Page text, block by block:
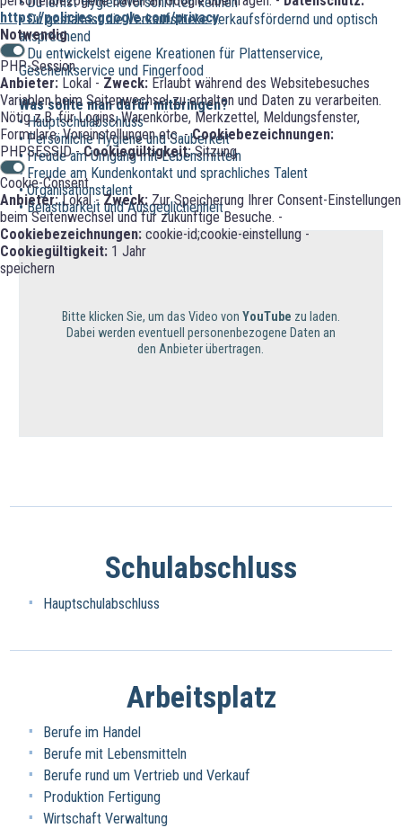
https://policies.google.com/privacy
Notwendig
PHP-Session
Anbieter: Lokal - Zweck: Erlaubt während des Websitebesuches
Variablen beim Seitenwechsel zu erhalten und Daten zu verarbeiten.
Nötig z.B. für Logins, Warenkörbe, Merkzettel, Meldungsfenster,
Formulare, Voreinstellungen etc. -Cookiebezeichnungen:
PHPSESSID -Cookiegültigkeit:Sitzung
Cookie-Consent
Anbieter:Lokal -Zweck: Zur Speicherung Ihrer Consent-Einstellungen
beim Seitenwechsel und für zukünftige Besuche. -
Cookiebezeichnungen: cookie-id;cookie-einstellung -
Cookiegültigkeit: 1 Jahr
speichern
• Du gestaltest die Verkaufstheke verkaufsfördernd und optisch
ansprechend
• Du entwickelst eigene Kreationen für Plattenservice,
Geschenkservice und Fingerfood
Was sollte man dafür mitbringen?
• Hauptschulabschluss
• Persönliche Hygiene und Sauberkeit
• Freude am Umgang mit Lebensmitteln
• Freude am Kundenkontakt und sprachliches Talent
• Organisationstalent
• Belastbarkeit und Ausgeglichenheit
Bitte klicken Sie, um das Video von YouTube zu laden.
Dabei werden eventuell personenbezogene Daten an
den Anbieter übertragen.
Schulabschluss
Hauptschulabschluss
Arbeitsplatz
Berufe im Handel
Berufe mit Lebensmitteln
Berufe rund um Vertrieb und Verkauf
Produktion Fertigung
Wirtschaft Verwaltung